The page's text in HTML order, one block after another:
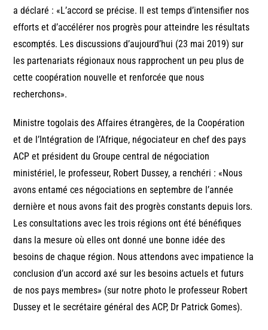
a déclaré : «L’accord se précise. Il est temps d’intensifier nos
efforts et d’accélérer nos progrès pour atteindre les résultats
escomptés. Les discussions d’aujourd’hui (23 mai 2019) sur
les partenariats régionaux nous rapprochent un peu plus de
cette coopération nouvelle et renforcée que nous
recherchons».
Ministre togolais des Affaires étrangères, de la Coopération
et de l’Intégration de l’Afrique, négociateur en chef des pays
ACP et président du Groupe central de négociation
ministériel, le professeur, Robert Dussey, a renchéri : «Nous
avons entamé ces négociations en septembre de l’année
dernière et nous avons fait des progrès constants depuis lors.
Les consultations avec les trois régions ont été bénéfiques
dans la mesure où elles ont donné une bonne idée des
besoins de chaque région. Nous attendons avec impatience la
conclusion d’un accord axé sur les besoins actuels et futurs
de nos pays membres» (sur notre photo le professeur Robert
Dussey et le secrétaire général des ACP, Dr Patrick Gomes).